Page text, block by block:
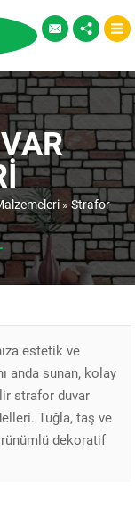
» Strafor
estetik ve
anda sunan, kolay
strafor duvar
Tuğla, taş ve
dekoratif